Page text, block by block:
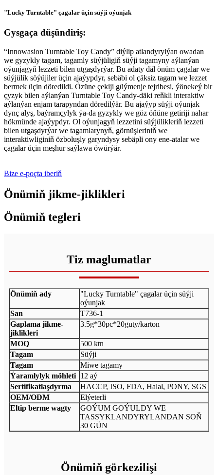
"Lucky Turntable" çagalar üçin süýji oýunjak
Gysgaça düşündiriş:
“Innowasion Turntable Toy Candy” diýlip atlandyrylýan owadan
we gyzykly tagam, tagamly süýjüligiň süýji tagamyny aýlanýan
oýunjagyň lezzeti bilen utgaşdyrýar. Bu adaty däl önüm çagalar we
süýjülik söýüjiler üçin ajaýypdyr, sebäbi ol çäksiz tagam we lezzet
bermek üçin döredildi. Özüne çekiji güýmenje tejribesi, ýönekeý bir
çyzyk bilen aýlanýan Turntable Toy Candy-däki reňkli interaktiw
aýlanýan enjam tarapyndan döredilýär. Bu ajaýyp süýji oýunjak
dynç alyş, baýramçylyk ýa-da gyzykly we göz öňüne getiriji nahar
hökmünde ajaýypdyr. Ol oýunjagyň lezzetini süýjülikleriň lezzeti
bilen utgaşdyrýar we tagamlarynyň, görnüşleriniň we
interaktiwliginiň özboluşly garyndysy sebäpli ony ene-atalar we
çagalar üçin meşhur saýlawa öwürýär.
Bize e-poçta iberiň
Önümiň jikme-jiklikleri
Önümiň tegleri
Tiz maglumatlar
Önümiň ady
"Lucky Turntable" çagalar üçin süýji
oýunjak
San
T736-1
Gaplama jikme-
jiklikleri
3.5g*30pc*20guty/karton
MOQ
500 ktn
Tagam
Süýji
Tagam
Miwe tagamy
Ýaramlylyk möhleti 12 aý
Sertifikatlaşdyrma
HACCP, ISO, FDA, Halal, PONY, SGS
OEM/ODM
Elýeterli
Eltip berme wagty
GOÝUM GOÝULDY WE
TASSYKLANDYRYLANDAN SOŇ
30 GÜN
Önümiň görkezilişi